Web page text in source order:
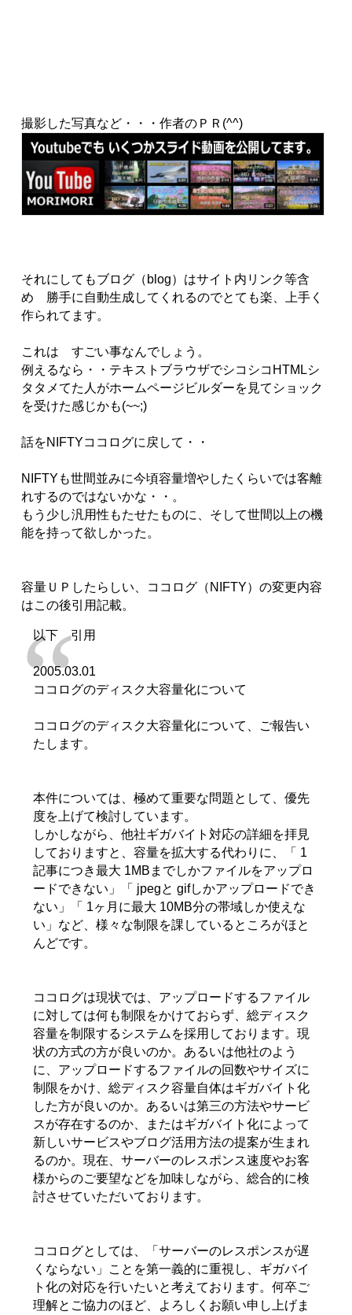
撮影した写真など・・・作者のＰＲ(^^)
それにしてもブログ（blog）はサイト内リンク等含
め 勝手に自動生成してくれるのでとても楽、上手く
作られてます。
これは すごい事なんでしょう。
例えるなら・・テキストブラウザでシコシコHTMLシ
タタメてた人がホームページビルダーを見てショック
を受けた感じかも(~~;)
話をNIFTYココログに戻して・・
NIFTYも世間並みに今頃容量増やしたくらいでは客離
れするのではないかな・・。
もう少し汎用性もたせたものに、そして世間以上の機
能を持って欲しかった。
容量ＵＰしたらしい、ココログ（NIFTY）の変更内容
はこの後引用記載。
以下 引用
2005.03.01
ココログのディスク大容量化について
ココログのディスク大容量化について、ご報告い
たします。
本件については、極めて重要な問題として、優先
度を上げて検討しています。
しかしながら、他社ギガバイト対応の詳細を拝見
しておりますと、容量を拡大する代わりに、「 1
記事につき最大 1MBまでしかファイルをアップロ
ードできない」「 jpegと gifしかアップロードでき
ない」「 1ヶ月に最大 10MB分の帯域しか使えな
い」など、様々な制限を課しているところがほと
んどです。
ココログは現状では、アップロードするファイル
に対しては何も制限をかけておらず、総ディスク
容量を制限するシステムを採用しております。現
状の方式の方が良いのか。あるいは他社のよう
に、アップロードするファイルの回数やサイズに
制限をかけ、総ディスク容量自体はギガバイト化
した方が良いのか。あるいは第三の方法やサービ
スが存在するのか、またはギガバイト化によって
新しいサービスやブログ活用方法の提案が生まれ
るのか。現在、サーバーのレスポンス速度やお客
様からのご要望などを加味しながら、総合的に検
討させていただいております。
ココログとしては、「サーバーのレスポンスが遅
くならない」ことを第一義的に重視し、ギガバイ
ト化の対応を行いたいと考えております。何卒ご
理解とご協力のほど、よろしくお願い申し上げま